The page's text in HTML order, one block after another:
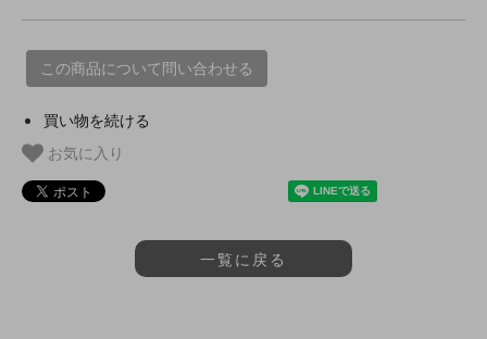
この商品について問い合わせる
買い物を続ける
お気に入り
一覧に戻る